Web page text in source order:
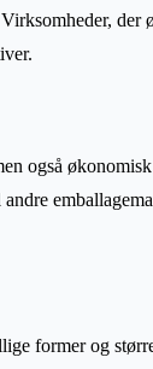
der
også
former og